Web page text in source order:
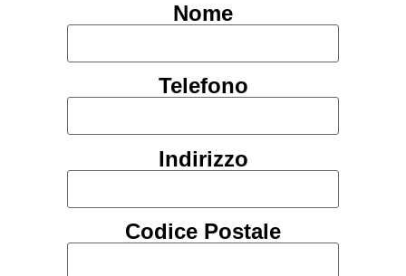
Nome
Telefono
Indirizzo
Codice Postale